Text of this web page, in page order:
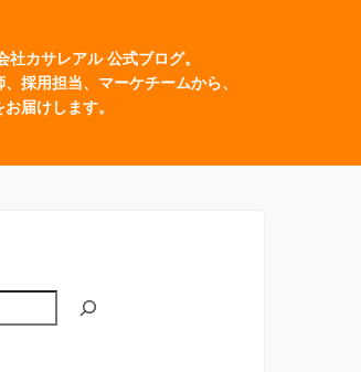
カサレアル 公式ブログ。
採用担当、マーケチームから、
届けします。